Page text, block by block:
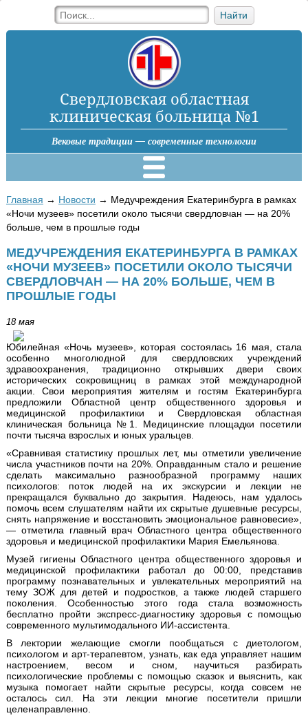
Найти
Свердловская областная
клиническая больница №1
Вековые традиции — современные технологии
Главная → Новости → Медучреждения Екатеринбурга в рамках
«Ночи музеев» посетили около тысячи свердловчан — на 20%
больше, чем в прошлые годы
МЕДУЧРЕЖДЕНИЯ ЕКАТЕРИНБУРГА В РАМКАХ
«НОЧИ МУЗЕЕВ» ПОСЕТИЛИ ОКОЛО ТЫСЯЧИ
СВЕРДЛОВЧАН — НА 20% БОЛЬШЕ, ЧЕМ В
ПРОШЛЫЕ ГОДЫ
18 мая
Юбилейная «Ночь музеев», которая состоялась 16 мая, стала
особенно многолюдной для свердловских учреждений
здравоохранения, традиционно открывших двери своих
исторических сокровищниц в рамках этой международной
акции. Свои мероприятия жителям и гостям Екатеринбурга
предложили Областной центр общественного здоровья и
медицинской профилактики и Свердловская областная
клиническая больница №1. Медицинские площадки посетили
почти тысяча взрослых и юных уральцев.
«Сравнивая статистику прошлых лет, мы отметили увеличение
числа участников почти на 20%. Оправданным стало и решение
сделать максимально разнообразной программу наших
психологов: поток людей на их экскурсии и лекции не
прекращался буквально до закрытия. Надеюсь, нам удалось
помочь всем слушателям найти их скрытые душевные ресурсы,
снять напряжение и восстановить эмоциональное равновесие»,
— отметила главный врач Областного центра общественного
здоровья и медицинской профилактики Мария Емельянова.
Музей гигиены Областного центра общественного здоровья и
медицинской профилактики работал до 00:00, представив
программу познавательных и увлекательных мероприятий на
тему ЗОЖ для детей и подростков, а также людей старшего
поколения. Особенностью этого года стала возможность
бесплатно пройти экспресс-диагностику здоровья с помощью
современного мультимодального ИИ-ассистента.
В лектории желающие смогли пообщаться с диетологом,
психологом и арт-терапевтом, узнать, как еда управляет нашим
настроением, весом и сном, научиться разбирать
психологические проблемы с помощью сказок и выяснить, как
музыка помогает найти скрытые ресурсы, когда совсем не
осталось сил. На эти лекции многие посетители пришли
целенаправленно.